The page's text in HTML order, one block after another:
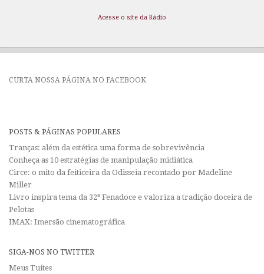
Acesse o site da Rádio
CURTA NOSSA PÁGINA NO FACEBOOK
POSTS & PÁGINAS POPULARES
Tranças: além da estética uma forma de sobrevivência
Conheça as 10 estratégias de manipulação midiática
Circe: o mito da feiticeira da Odisseia recontado por Madeline
Miller
Livro inspira tema da 32ª Fenadoce e valoriza a tradição doceira de
Pelotas
IMAX: Imersão cinematográfica
SIGA-NOS NO TWITTER
Meus Tuítes